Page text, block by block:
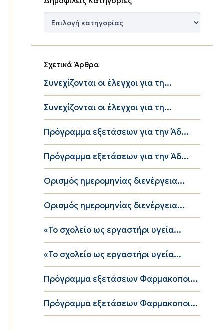
Δημοφιλείς
Σχετικά Άρθρα
Συνεχίζονται οι έλεγχοι για τη...
Συνεχίζονται οι έλεγχοι για τη...
Πρόγραμμα εξετάσεων για την Άδ...
Πρόγραμμα εξετάσεων για την Άδ...
Ορισμός ημερομηνίας διενέργεια...
Ορισμός ημερομηνίας διενέργεια...
«Το σχολείο ως εργαστήρι υγεία...
«Το σχολείο ως εργαστήρι υγεία...
Πρόγραμμα εξετάσεων Φαρμακοποι...
Πρόγραμμα εξετάσεων Φαρμακοποι...